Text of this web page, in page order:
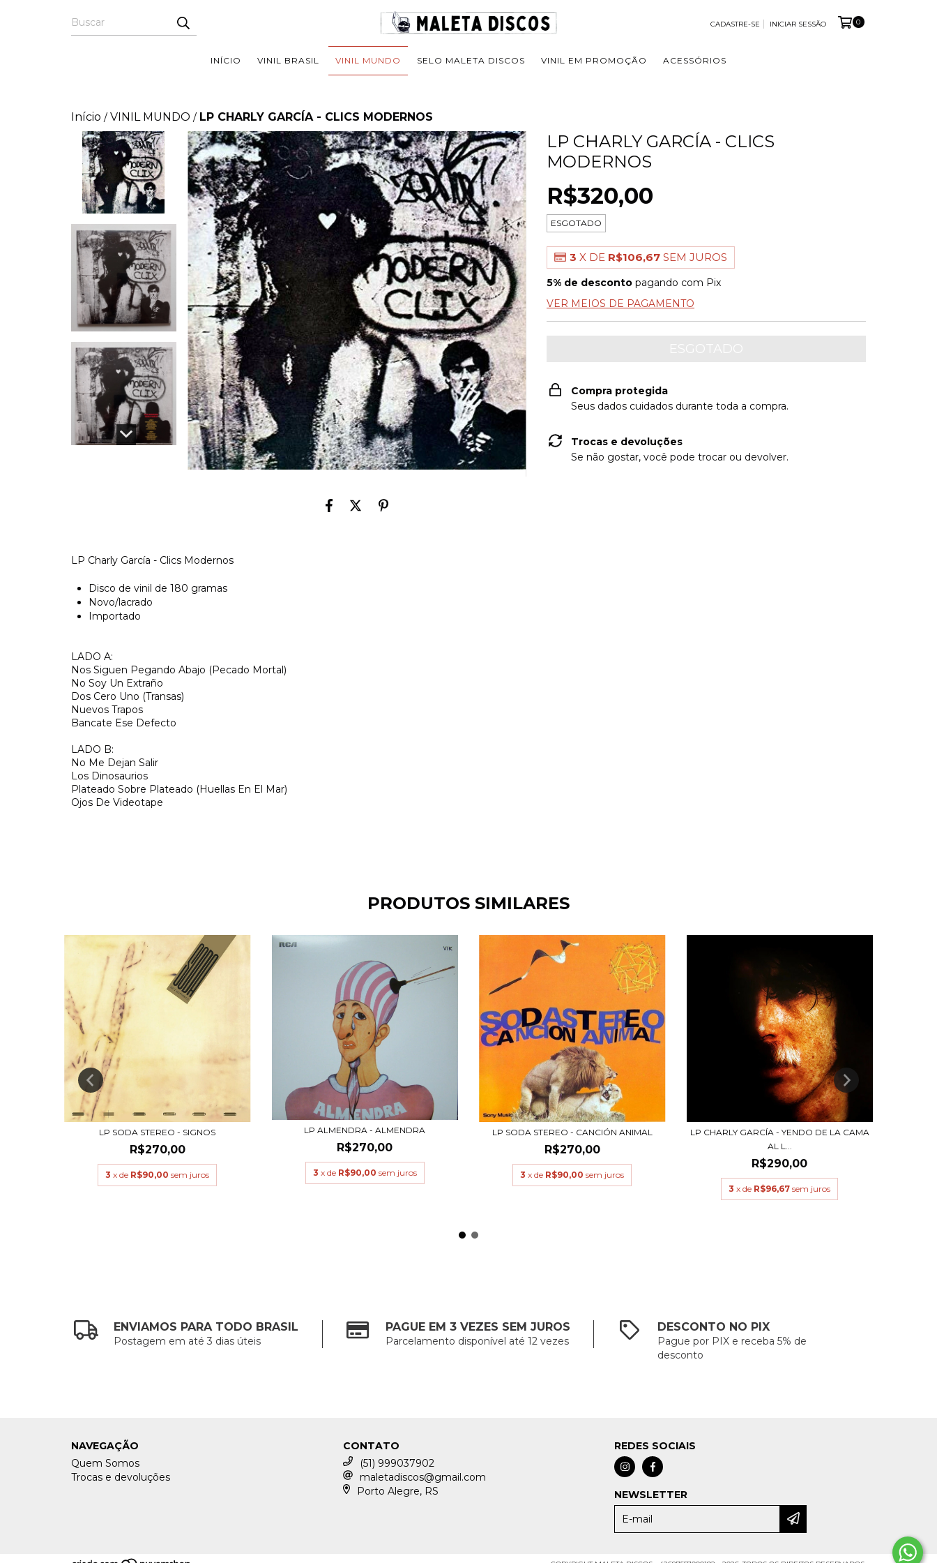
CADASTRE-SE INICIAR SESSÃO 0
INÍCIO VINIL BRASIL VINIL MUNDO SELO MALETA DISCOS VINIL EM PROMOÇÃO ACESSÓRIOS
Início / VINIL MUNDO / LP CHARLY GARCÍA - CLICS MODERNOS
LP Charly García - Clics Modernos
Disco de vinil de 180 gramas
Novo/lacrado
Importado
LADO A:
Nos Siguen Pegando Abajo (Pecado Mortal)
No Soy Un Extraño
Dos Cero Uno (Transas)
Nuevos Trapos
Bancate Ese Defecto
LADO B:
No Me Dejan Salir
Los Dinosaurios
Plateado Sobre Plateado (Huellas En El Mar)
Ojos De Videotape
LP CHARLY GARCÍA - CLICS
MODERNOS
R$320,00
ESGOTADO
3 X DE R$106,67 SEM JUROS
5% de desconto pagando com Pix
VER MEIOS DE PAGAMENTO
Compra protegida
Seus dados cuidados durante toda a compra.
Trocas e devoluções
Se não gostar, você pode trocar ou devolver.
PRODUTOS SIMILARES
LP SODA STEREO - SIGNOS
R$270,00
3 x de R$90,00 sem juros
LP ALMENDRA - ALMENDRA
R$270,00
3 x de R$90,00 sem juros
LP SODA STEREO - CANCIÓN ANIMAL
R$270,00
3 x de R$90,00 sem juros
LP CHARLY GARCÍA - YENDO DE LA CAMA
AL L...
R$290,00
3 x de R$96,67 sem juros
ENVIAMOS PARA TODO BRASIL
Postagem em até 3 dias úteis
PAGUE EM 3 VEZES SEM JUROS
Parcelamento disponível até 12 vezes
DESCONTO NO PIX
Pague por PIX e receba 5% de
desconto
NAVEGAÇÃO
Quem Somos
Trocas e devoluções
CONTATO
(51) 999037902
maletadiscos@gmail.com
Porto Alegre, RS
REDES SOCIAIS
NEWSLETTER